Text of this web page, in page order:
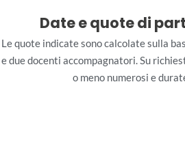
Date e quote di
Le quote indicate sono calcolate sulla
e due docenti accompagnatori. Su
o meno numerosi e